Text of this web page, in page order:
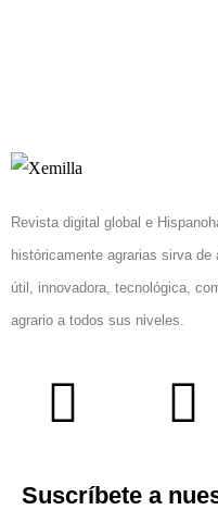
Revista digital global e
históricamente agrarias sirva
útil, innovadora, tecnológica,
agrario a todos sus niveles.
Suscríbete a